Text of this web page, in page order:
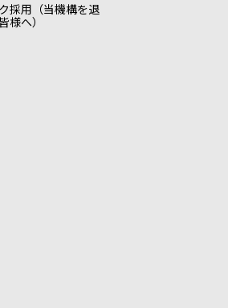
採用（当機構を退
様へ）